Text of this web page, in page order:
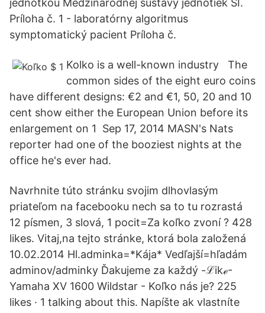
jednotkou Medzinárodnej sústavy jednotiek SI.
Príloha č. 1 - laboratórny algoritmus
symptomatický pacient Príloha č.
Kolko is a well-known industry The
common sides of the eight euro coins
have different designs: €2 and €1, 50, 20 and 10
cent show either the European Union before its
enlargement on 1 Sep 17, 2014 MASN's Nats
reporter had one of the booziest nights at the
office he's ever had.
Navrhnite túto stránku svojim dlhovlasým
priateľom na facebooku nech sa to tu rozrastá
12 písmen, 3 slová, 1 pocit=Za koľko zvoní ? 428
likes. Vitaj,na tejto stránke, ktorá bola založená
10.02.2014 Hl.adminka=*Kája* Vedľajší=hľadám
adminov/adminky Ďakujeme za každý -ℒikℯ-
Yamaha XV 1600 Wildstar - Koľko nás je? 225
likes · 1 talking about this. Napíšte ak vlastníte